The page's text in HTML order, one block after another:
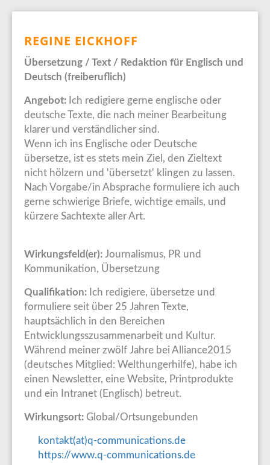
REGINE EICKHOFF
Übersetzung / Text / Redaktion für Englisch und
Deutsch (freiberuflich)
Angebot: Ich redigiere gerne englische oder
deutsche Texte, die nach meiner Bearbeitung
klarer und verständlicher sind.
Wenn ich ins Englische oder Deutsche
übersetze, ist es stets mein Ziel, den Zieltext
nicht hölzern und 'übersetzt' klingen zu lassen.
Nach Vorgabe/in Absprache formuliere ich auch
gerne schwierige Briefe, wichtige emails, und
kürzere Sachtexte aller Art.
Wirkungsfeld(er): Journalismus, PR und
Kommunikation, Übersetzung
Qualifikation: Ich redigiere, übersetze und
formuliere seit über 25 Jahren Texte,
hauptsächlich in den Bereichen
Entwicklungsszusammenarbeit und Kultur.
Während meiner zwölf Jahre bei Alliance2015
(deutsches Mitglied: Welthungerhilfe), habe ich
einen Newsletter, eine Website, Printprodukte
und ein Intranet (Englisch) betreut.
Wirkungsort: Global/Ortsungebunden
kontakt(at)q-communications.de
https://www.q-communications.de